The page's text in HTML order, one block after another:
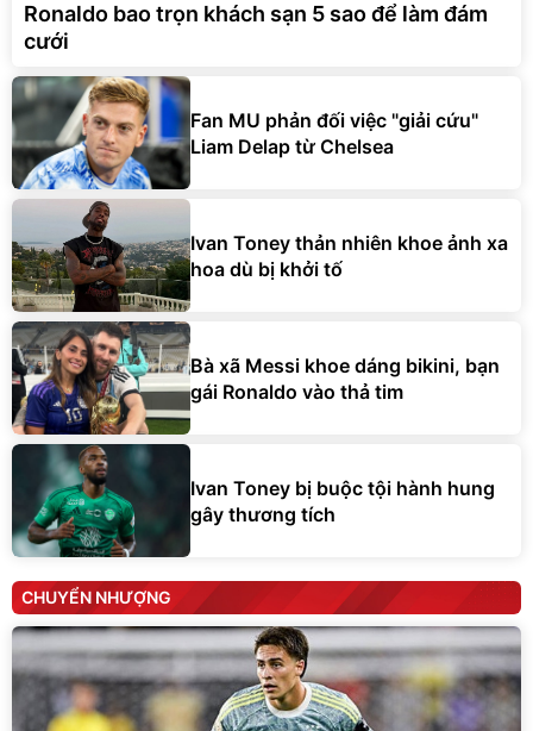
Ronaldo bao trọn khách sạn 5 sao để làm đám
cưới
Fan MU phản đối việc "giải cứu"
Liam Delap từ Chelsea
Ivan Toney thản nhiên khoe ảnh xa
hoa dù bị khởi tố
Bà xã Messi khoe dáng bikini, bạn
gái Ronaldo vào thả tim
Ivan Toney bị buộc tội hành hung
gây thương tích
CHUYỂN NHƯỢNG